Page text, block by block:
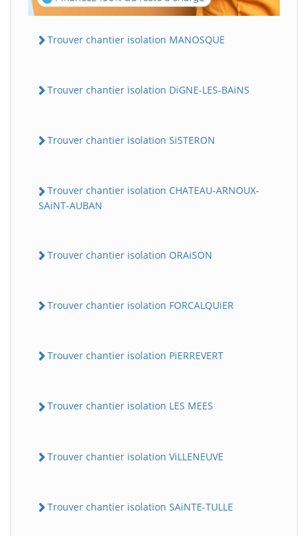
Trouver chantier isolation MANOSQUE
Trouver chantier isolation DiGNE-LES-BAiNS
Trouver chantier isolation SiSTERON
Trouver chantier isolation CHATEAU-ARNOUX-
SAiNT-AUBAN
Trouver chantier isolation ORAiSON
Trouver chantier isolation FORCALQUiER
Trouver chantier isolation PiERREVERT
Trouver chantier isolation LES MEES
Trouver chantier isolation ViLLENEUVE
Trouver chantier isolation SAiNTE-TULLE